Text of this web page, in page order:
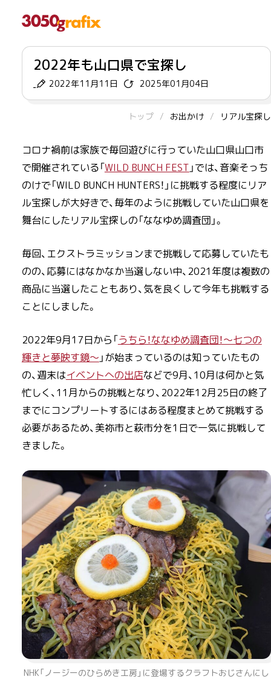
2022年も山口県で宝探し
2022年11月11日 2025年01月04日
トップ お出かけ リアル宝探し
コロナ禍前は家族で毎回遊びに行っていた山口県山口市
で開催されている「WILD BUNCH FEST 」では、音楽そっち
のけで「WILD BUNCH HUNTERS！」に挑戦する程度にリア
ル宝探しが大好きで、毎年のように挑戦していた山口県を
舞台にしたリアル宝探しの「ななゆめ調査団」。
毎回、エクストラミッションまで挑戦して応募していたも
のの、応募にはなかなか当選しない中、2021年度は複数の
商品に当選したこともあり、気を良くして今年も挑戦する
ことにしました。
2022年9月17日から「うちら！ななゆめ調査団！～七つの
輝きと夢映す鏡～ 」が始まっているのは知っていたもの
の、週末はイベントへの出店などで9月、10月は何かと気
忙しく、11月からの挑戦となり、2022年12月25日の終了
までにコンプリートするにはある程度まとめて挑戦する
必要があるため、美祢市と萩市分を1日で一気に挑戦して
きました。
NHK「ノージーのひらめき工房」に登場するクラフトおじさんにし